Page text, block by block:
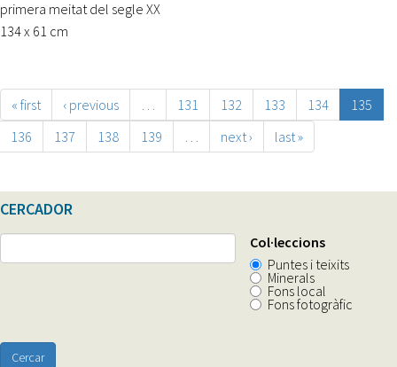
primera meitat del segle XX
134 x 61 cm
« first ‹ previous 131 132 133 134
135
136
137 138 139 next › last »
CERCADOR
Col·leccions
Puntes i teixits
Minerals
Fons local
Fons fotogràfic
Cercar